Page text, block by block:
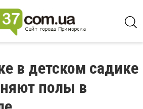
в детском садике
полы в